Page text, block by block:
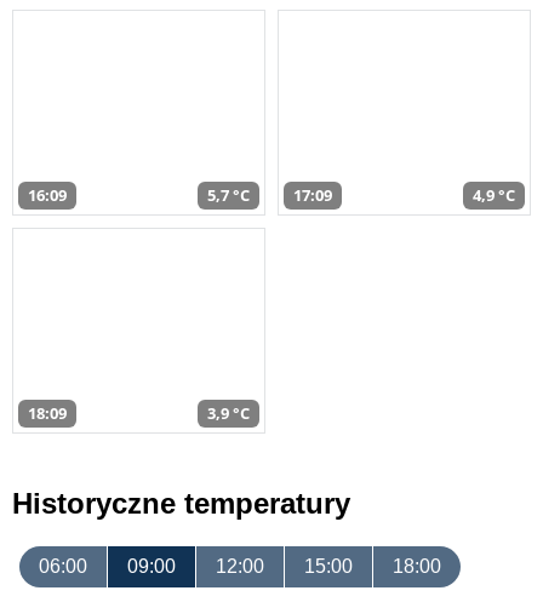
16:09 5,7 °C 17:09 4,9 °C
18:09 3,9 °C
Historyczne temperatury
06:00 09:00 12:00 15:00 18:00